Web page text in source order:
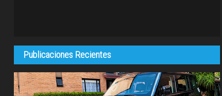
Publicaciones Recientes